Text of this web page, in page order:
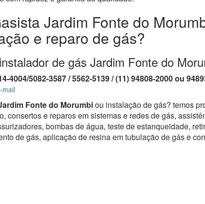
Jardim Fonte do
e reparo de gás?
de gás Jardim Fonte do
4004/5082-3587 / 5562-5139 / (11) 94808-2000 ou
mail
Fonte do Morumbiou instalação de gás? temos
consertos e reparos em sistemas e redes de gás,
bombas de água, teste de estanqueidade,
de gás, aplicação de resina em tubulação de gás e